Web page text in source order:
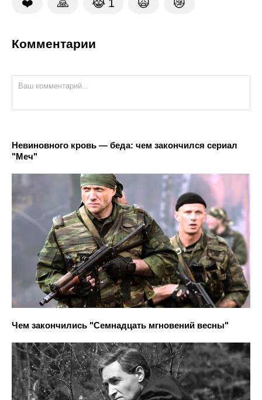
❤️ 🙏 😹 1 🙀 😿
Комментарии
Невиновного кровь — беда: чем закончился сериал
"Меч"
Чем закончились "Семнадцать мгновений весны"